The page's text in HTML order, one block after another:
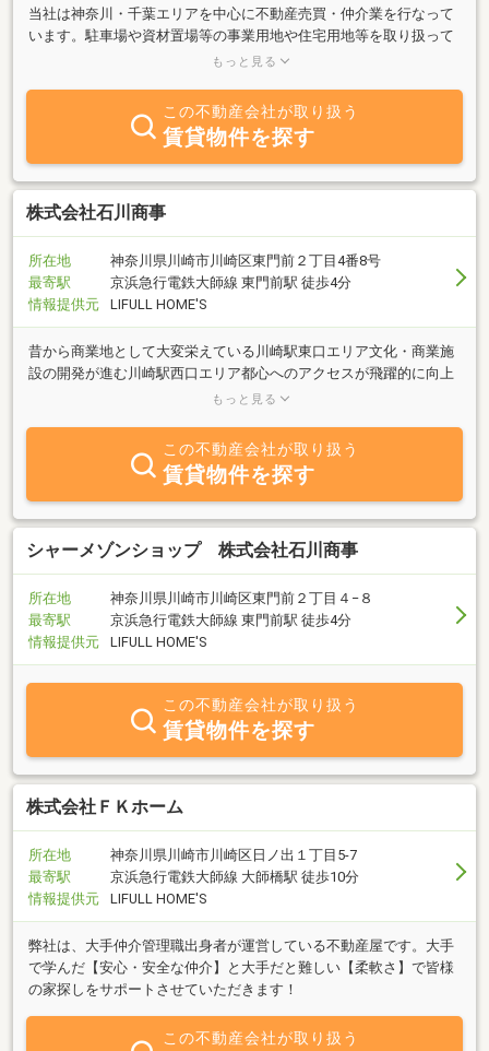
当社は神奈川・千葉エリアを中心に不動産売買・仲介業を行なって
います。駐車場や資材置場等の事業用地や住宅用地等を取り扱って
おります。お客様の要望や意向に沿ったご提案をスピード感良く、
もっと見る
この不動産会社が取り扱う
賃貸物件を探す
株式会社石川商事
所在地
神奈川県川崎市川崎区東門前２丁目4番8号
最寄駅
京浜急行電鉄大師線 東門前駅 徒歩4分
情報提供元
LIFULL HOME'S
昔から商業地として大変栄えている川崎駅東口エリア文化・商業施
設の開発が進む川崎駅西口エリア都心へのアクセスが飛躍的に向上
した武蔵小杉エリア石川商事ではそれらの人気のエリアを4店舗で
もっと見る
この不動産会社が取り扱う
賃貸物件を探す
シャーメゾンショップ 株式会社石川商事
所在地
神奈川県川崎市川崎区東門前２丁目４−８
最寄駅
京浜急行電鉄大師線 東門前駅 徒歩4分
情報提供元
LIFULL HOME'S
この不動産会社が取り扱う
賃貸物件を探す
株式会社ＦＫホーム
所在地
神奈川県川崎市川崎区日ノ出１丁目5-7
最寄駅
京浜急行電鉄大師線 大師橋駅 徒歩10分
情報提供元
LIFULL HOME'S
弊社は、大手仲介管理職出身者が運営している不動産屋です。大手
で学んだ【安心・安全な仲介】と大手だと難しい【柔軟さ】で皆様
の家探しをサポートさせていただきます！
この不動産会社が取り扱う